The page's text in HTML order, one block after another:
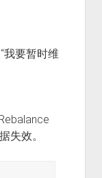
我要暂时维
失效。